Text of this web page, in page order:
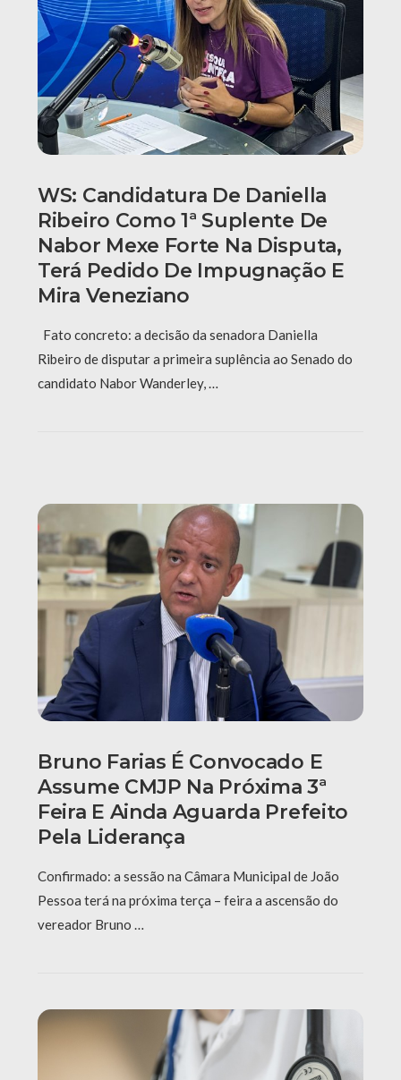
WS: Candidatura De Daniella
Ribeiro Como 1ª Suplente De
Nabor Mexe Forte Na Disputa,
Terá Pedido De Impugnação E
Mira Veneziano
Fato concreto: a decisão da senadora Daniella
Ribeiro de disputar a primeira suplência ao Senado do
candidato Nabor Wanderley, …
Bruno Farias É Convocado E
Assume CMJP Na Próxima 3ª
Feira E Ainda Aguarda Prefeito
Pela Liderança
Confirmado: a sessão na Câmara Municipal de João
Pessoa terá na próxima terça – feira a ascensão do
vereador Bruno …